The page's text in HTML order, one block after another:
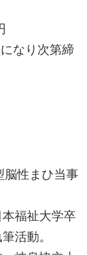
なり次第締
脳性まひ当事
福祉大学卒
活動。